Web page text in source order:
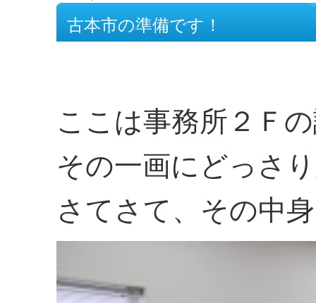
古本市の準備です！
ここは事務所２Ｆ
その一画にどっさ
さてさて、その中